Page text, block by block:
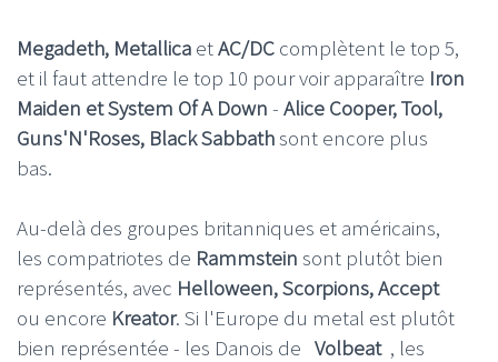
Megadeth, Metallica etAC/DC complètent le top 5,
et il faut attendre le top 10 pour voir apparaître Iron
Maiden et System Of A Down - Alice Cooper, Tool,
Guns'N'Roses, Black Sabbathsont encore plus
bas.
Au-delà des groupes britanniques et américains,
les compatriotes de Rammstein sont plutôt bien
représentés, avec Helloween, Scorpions, Accept
ou encore Kreator. Si l'Europe du metal est plutôt
bien représentée - les Danois de Volbeat , les